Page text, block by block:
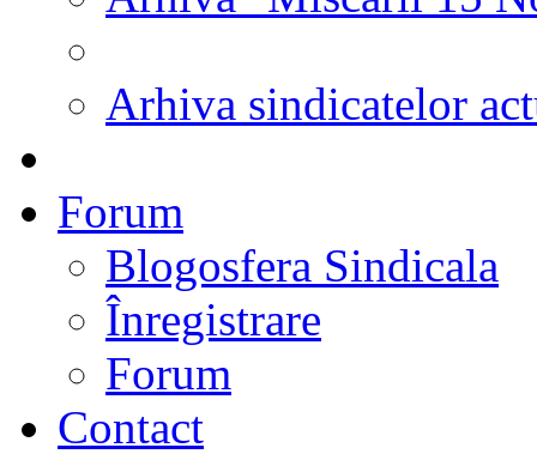
Arhiva sindicatelor
Forum
Blogosfera Sindicala
Înregistrare
Forum
Contact